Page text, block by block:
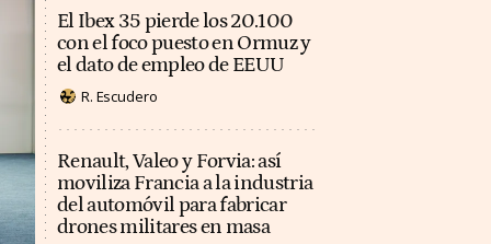
El Ibex 35 pierde los 20.100
con el foco puesto en Ormuz y
el dato de empleo de EEUU
R. Escudero
Renault, Valeo y Forvia: así
moviliza Francia a la industria
del automóvil para fabricar
drones militares en masa